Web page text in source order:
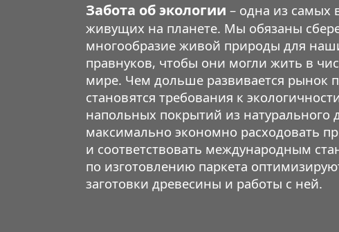
Забота об экологии – одна из самых
живущих на планете. Мы обязаны
многообразие живой природы для
правнуков, чтобы они могли жить в
мире. Чем дольше развивается рынок
становятся требования к
напольных покрытий из натурального
максимально экономно расходовать
и соответствовать международным
по изготовлению паркета
заготовки древесины и работы с ней.